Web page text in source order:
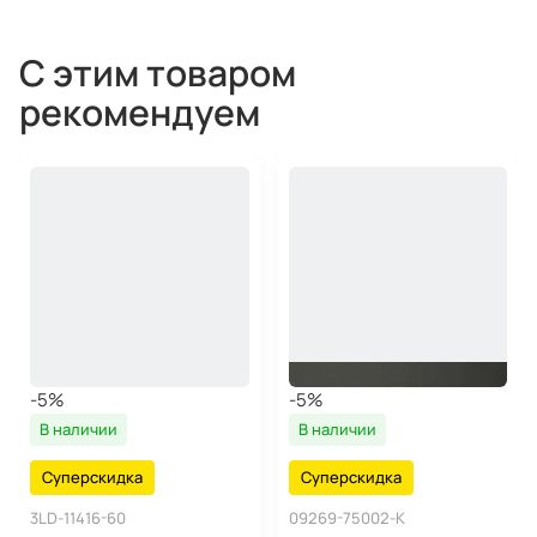
С этим товаром
рекомендуем
-5%
В наличии
Суперскидка
3LD-11416-60
-5%
В наличии
Суперскидка
09269-75002-K